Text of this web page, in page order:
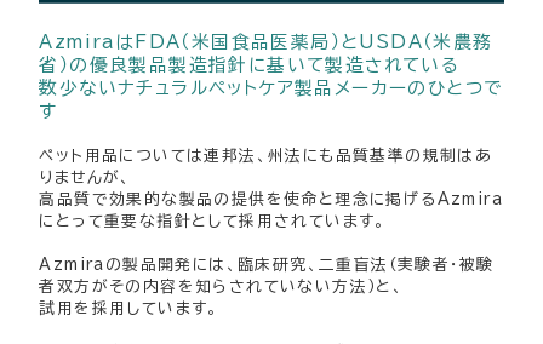
AzmiraはFDA（米国食品医薬局）とUSDA（米農務
省）の優良製品製造指針に基いて製造されている
数少ないナチュラルペットケア製品メーカーのひとつで
す
ペット用品については連邦法、州法にも品質基準の規制はあ
りませんが、
高品質で効果的な製品の提供を使命と理念に掲げるAzmira
にとって重要な指針として採用されています。
Azmiraの製品開発には、臨床研究、二重盲法（実験者・被験
者双方がその内容を知らされていない方法）と、
試用を採用しています。